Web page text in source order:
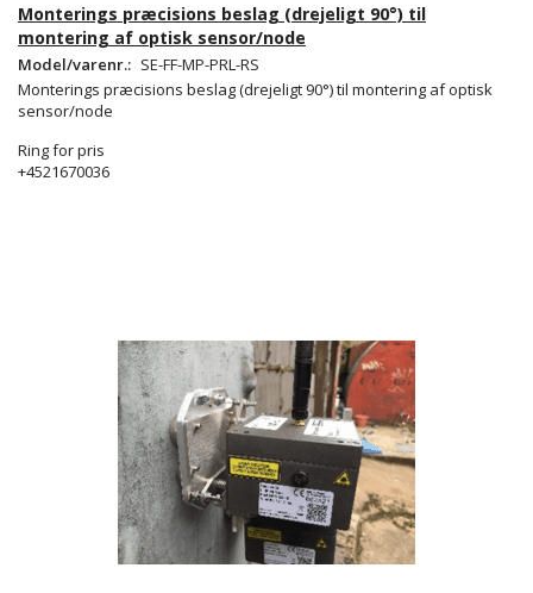
Monterings præcisions beslag (drejeligt 90°) til
montering af optisk sensor/node
Model/varenr.: SE-FF-MP-PRL-RS
Monterings præcisions beslag (drejeligt 90°) til montering af optisk
sensor/node
Ring for pris
+4521670036